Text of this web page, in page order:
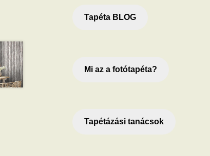
Tapéta BLOG
Mi az a fotótapéta?
Tapétázási tanácsok